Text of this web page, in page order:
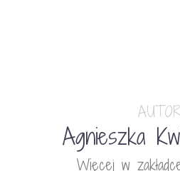
AUTOR
Agnieszka
Więcej w